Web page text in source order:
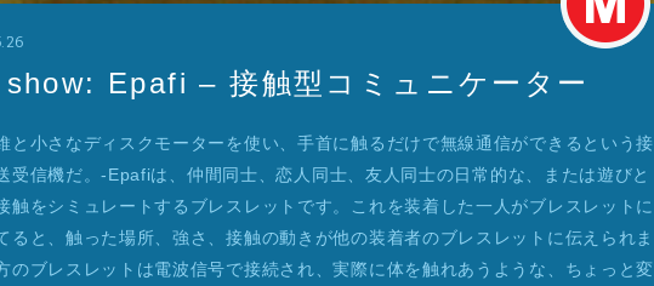
Epafi – 接触型コミュニケーター
と小さなディスクモーターを使い、手首に触るだけで無線通信ができるという接
受信機だ。-Epafiは、仲間同士、恋人同士、友人同士の日常的な、または遊びと
触をシミュレートするブレスレットです。これを装着した一人がブレスレットに
ると、触った場所、強さ、接触の動きが他の装着者のブレスレットに伝えられま
のブレスレットは電波信号で接続され、実際に体を触れあうような、ちょっと変